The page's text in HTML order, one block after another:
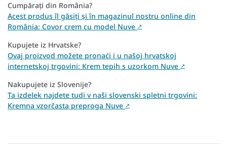
Cumpărați din România?
Acest produs îl găsiți și în magazinul nostru online din
România: Covor crem cu model Nuve ↗
Kupujete iz Hrvatske?
Ovaj proizvod možete pronaći i u našoj hrvatskoj
internetskoj trgovini: Krem tepih s uzorkom Nuve ↗
Nakupujete iz Slovenije?
Ta izdelek najdete tudi v naši slovenski spletni trgovini:
Kremna vzorčasta preproga Nuve ↗